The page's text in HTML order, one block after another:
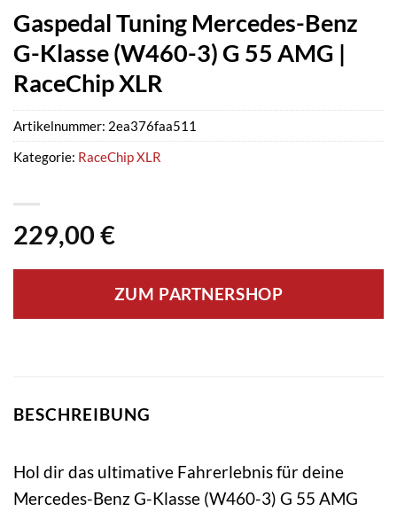
Gaspedal Tuning Mercedes-Benz
G-Klasse (W460-3) G 55 AMG |
RaceChip XLR
229,00 €
ZUM PARTNERSHOP
Artikelnummer: 2ea376faa511
Kategorie: RaceChip XLR
BESCHREIBUNG
Hol dir das ultimative Fahrerlebnis für deine
Mercedes-Benz G-Klasse (W460-3) G 55 AMG